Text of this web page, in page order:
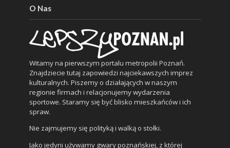
O Nas
Witamy na pierwszym portalu metropolii Poznań.
Znajdziecie tutaj zapowiedzi najciekawszych imprez
kulturalnych. Piszemy o działających w naszym
regionie firmach i relacjonujemy wydarzenia
sportowe. Staramy się być blisko mieszkańców i ich
spraw.
Nie zajmujemy się polityką i walką o stołki.
Jako jedyni używamy gwary poznańskiej, z której